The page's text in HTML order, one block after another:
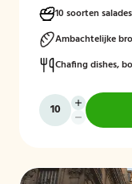
10 soorten salades
Ambachtelijke
Chafing dishes,